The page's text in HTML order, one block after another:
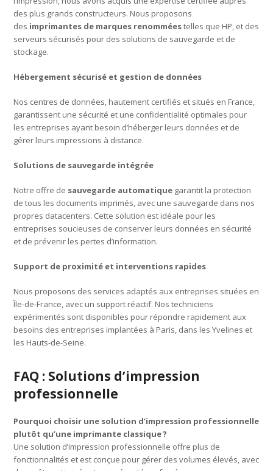
des plus grands constructeurs. Nous proposons
des imprimantes de marques renomméestelles que HP, et des
serveurs sécurisés pour des solutions de sauvegarde et de
stockage.
Hébergement sécurisé et gestion de données
Nos centres de données, hautement certifiés et situés en France,
garantissent une sécurité et une confidentialité optimales pour
les entreprises ayant besoin d’héberger leurs données et de
gérer leurs impressions à distance.
Solutions de sauvegarde intégrée
Notre offre de sauvegarde automatique garantit la protection
de tous les documents imprimés, avec une sauvegarde dans nos
propres datacenters. Cette solution est idéale pour les
entreprises soucieuses de conserver leurs données en sécurité
et de prévenir les pertes d’information.
Support de proximité et interventions rapides
Nous proposons des services adaptés aux entreprises situées en
Île-de-France, avec un support réactif. Nos techniciens
expérimentés sont disponibles pour répondre rapidement aux
besoins des entreprises implantées à Paris, dans les Yvelines et
les Hauts-de-Seine.
FAQ : Solutions d’impression
professionnelle
Pourquoi choisir une solution d’impression professionnelle
plutôt qu’une imprimante classique?
Une solution d’impression professionnelle offre plus de
fonctionnalités et est conçue pour gérer des volumes élevés, avec